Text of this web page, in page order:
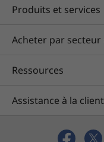
Produits et services
Acheter par secteur
Ressources
Assistance à la